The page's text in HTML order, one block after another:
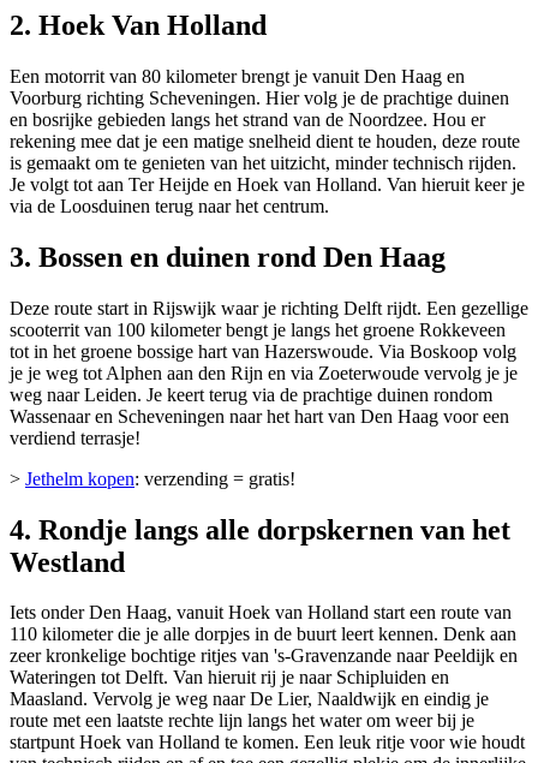
2. Hoek Van Holland
Een motorrit van 80 kilometer brengt je vanuit Den Haag en
Voorburg richting Scheveningen. Hier volg je de prachtige duinen
en bosrijke gebieden langs het strand van de Noordzee. Hou er
rekening mee dat je een matige snelheid dient te houden, deze route
is gemaakt om te genieten van het uitzicht, minder technisch rijden.
Je volgt tot aan Ter Heijde en Hoek van Holland. Van hieruit keer je
via de Loosduinen terug naar het centrum.
3. Bossen en duinen rond Den Haag
Deze route start in Rijswijk waar je richting Delft rijdt. Een gezellige
scooterrit van 100 kilometer bengt je langs het groene Rokkeveen
tot in het groene bossige hart van Hazerswoude. Via Boskoop volg
je je weg tot Alphen aan den Rijn en via Zoeterwoude vervolg je je
weg naar Leiden. Je keert terug via de prachtige duinen rondom
Wassenaar en Scheveningen naar het hart van Den Haag voor een
verdiend terrasje!
> Jethelm kopen: verzending = gratis!
4. Rondje langs alle dorpskernen van het
Westland
Iets onder Den Haag, vanuit Hoek van Holland start een route van
110 kilometer die je alle dorpjes in de buurt leert kennen. Denk aan
zeer kronkelige bochtige ritjes van 's-Gravenzande naar Peeldijk en
Wateringen tot Delft. Van hieruit rij je naar Schipluiden en
Maasland. Vervolg je weg naar De Lier, Naaldwijk en eindig je
route met een laatste rechte lijn langs het water om weer bij je
startpunt Hoek van Holland te komen. Een leuk ritje voor wie houdt